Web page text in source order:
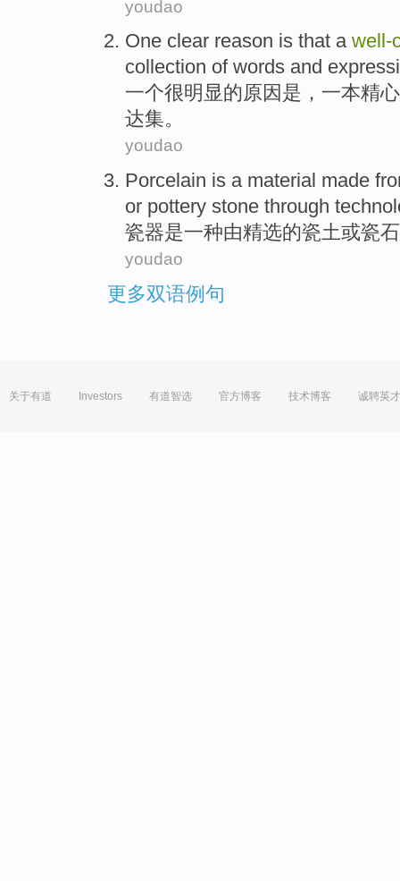
youdao
One clear reason is that a well-
collection of words and
一个很明显的原因 是 ， 一本精心
达集。
youdao
Porcelain is amaterial made
or pottery stone through
瓷器是一种由精选的瓷土或瓷石
youdao
更多双语例句
关于有道 Investors 有道智选 官方博客 技术博客 诚聘英才